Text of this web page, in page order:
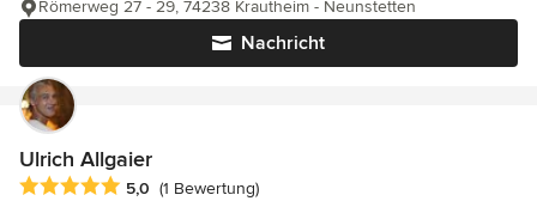
Nachricht
Römerweg 27 - 29, 74238 Krautheim - Neunstetten
Ulrich Allgaier
Durchschnittliche Bewertung: 5 von 5 Sternen
5,0 (1 Bewertung)